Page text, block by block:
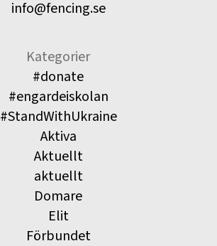
info@fencing.se
Kategorier
#donate
#engardeiskolan
#StandWithUkraine
Aktiva
Aktuellt
aktuellt
Domare
Elit
Förbundet